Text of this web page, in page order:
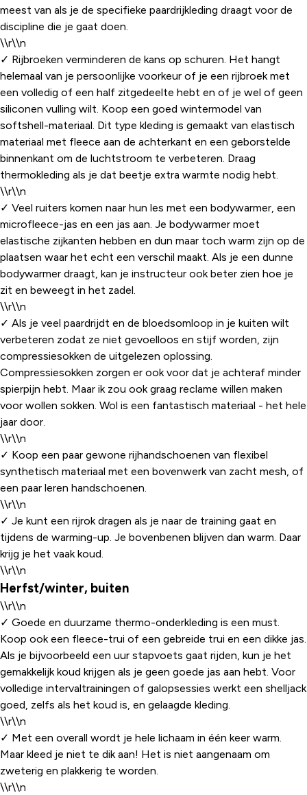
meest van als je de specifieke paardrijkleding draagt voor de
discipline die je gaat doen.
\\r\\n
✓ Rijbroeken verminderen de kans op schuren. Het hangt
helemaal van je persoonlijke voorkeur of je een rijbroek met
een volledig of een half zitgedeelte hebt en of je wel of geen
siliconen vulling wilt. Koop een goed wintermodel van
softshell-materiaal. Dit type kleding is gemaakt van elastisch
materiaal met fleece aan de achterkant en een geborstelde
binnenkant om de luchtstroom te verbeteren. Draag
thermokleding als je dat beetje extra warmte nodig hebt.
\\r\\n
✓ Veel ruiters komen naar hun les met een bodywarmer, een
microfleece-jas en een jas aan. Je bodywarmer moet
elastische zijkanten hebben en dun maar toch warm zijn op de
plaatsen waar het echt een verschil maakt. Als je een dunne
bodywarmer draagt, kan je instructeur ook beter zien hoe je
zit en beweegt in het zadel.
\\r\\n
✓ Als je veel paardrijdt en de bloedsomloop in je kuiten wilt
verbeteren zodat ze niet gevoelloos en stijf worden, zijn
compressiesokken de uitgelezen oplossing.
Compressiesokken zorgen er ook voor dat je achteraf minder
spierpijn hebt. Maar ik zou ook graag reclame willen maken
voor wollen sokken. Wol is een fantastisch materiaal - het hele
jaar door.
\\r\\n
✓ Koop een paar gewone rijhandschoenen van flexibel
synthetisch materiaal met een bovenwerk van zacht mesh, of
een paar leren handschoenen.
\\r\\n
✓ Je kunt een rijrok dragen als je naar de training gaat en
tijdens de warming-up. Je bovenbenen blijven dan warm. Daar
krijg je het vaak koud.
\\r\\n
Herfst/winter, buiten
\\r\\n
✓ Goede en duurzame thermo-onderkleding is een must.
Koop ook een fleece-trui of een gebreide trui en een dikke jas.
Als je bijvoorbeeld een uur stapvoets gaat rijden, kun je het
gemakkelijk koud krijgen als je geen goede jas aan hebt. Voor
volledige intervaltrainingen of galopsessies werkt een shelljack
goed, zelfs als het koud is, en gelaagde kleding.
\\r\\n
✓ Met een overall wordt je hele lichaam in één keer warm.
Maar kleed je niet te dik aan! Het is niet aangenaam om
zweterig en plakkerig te worden.
\\r\\n